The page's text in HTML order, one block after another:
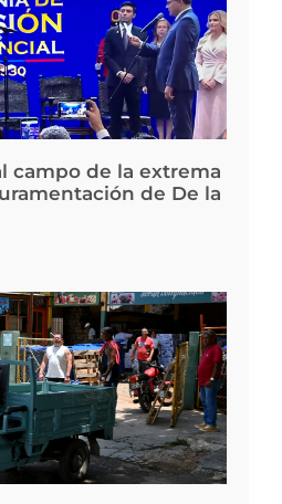
campo de la extrema
de De la